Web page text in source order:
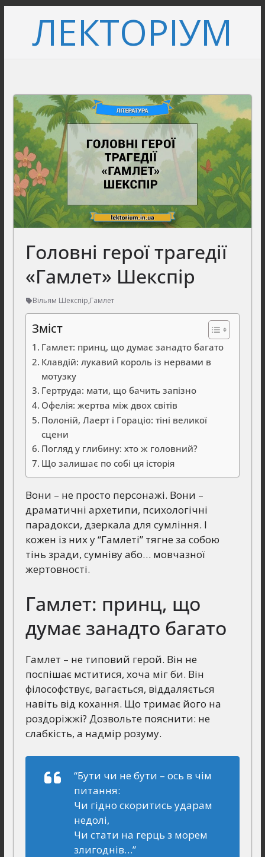
вмістуЛЕКТОРІУМ
Головні герої трагедії
«Гамлет» Шекспір
Вільям Шекспір,Гамлет
Зміст
Гамлет: принц, що думає занадто багато
Клавдій: лукавий король із нервами в
мотузку
Гертруда: мати, що бачить запізно
Офелія: жертва між двох світів
Полоній, Лаерт і Гораціо: тіні великої
сцени
Погляд у глибину: хто ж головний?
Що залишає по собі ця історія
Вони – не просто персонажі. Вони –
драматичні архетипи, психологічні
парадокси, дзеркала для сумління. І
кожен із них у “Гамлеті” тягне за собою
тінь зради, сумніву або… мовчазної
жертовності.
Гамлет: принц, що
думає занадто багато
Гамлет – не типовий герой. Він не
поспішає мститися, хоча міг би. Він
філософствує, вагається, віддаляється
навіть від кохання. Що тримає його на
роздоріжжі? Дозвольте пояснити: не
слабкість, а надмір розуму.
“Бути чи не бути – ось в чім
питання:
Чи гідно скоритись ударам
недолі,
Чи стати на герць з морем
злигоднів…”